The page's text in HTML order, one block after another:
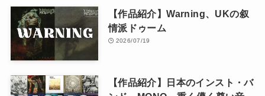
【作品紹介】Warning、UKの叙
情派ドゥーム
2026/07/19
【作品紹介】日本のインスト・バ